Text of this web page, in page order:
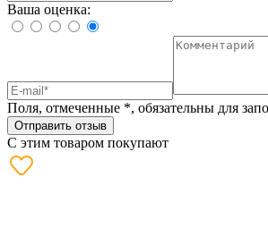
Ваша оценка:
Поля, отмеченные *, обязательны для
Отправить отзыв
С этим товаром покупают